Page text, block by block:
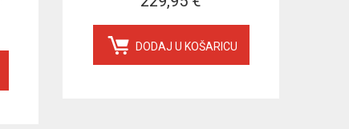
DODAJ U KOŠARICU